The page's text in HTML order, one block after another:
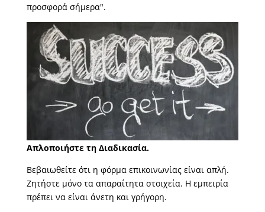
προσφορά σήμερα".
Απλοποιήστε τη Διαδικασία.
Βεβαιωθείτε ότι η φόρμα επικοινωνίας είναι απλή.
Ζητήστε μόνο τα απαραίτητα στοιχεία. Η εμπειρία
πρέπει να είναι άνετη και γρήγορη.